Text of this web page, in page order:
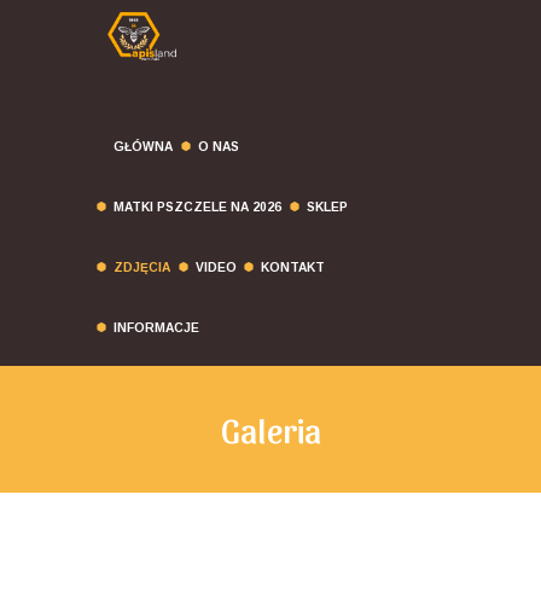
GŁÓWNA O NAS
MATKI PSZCZELE NA 2026 SKLEP
ZDJĘCIA VIDEO KONTAKT
INFORMACJE
Galeria